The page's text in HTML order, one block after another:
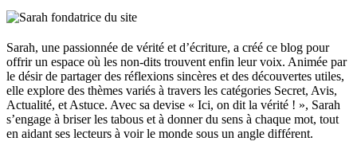
Sarah, une passionnée de vérité et d’écriture, a créé ce blog pour
offrir un espace où les non-dits trouvent enfin leur voix. Animée par
le désir de partager des réflexions sincères et des découvertes utiles,
elle explore des thèmes variés à travers les catégories Secret, Avis,
Actualité, et Astuce. Avec sa devise « Ici, on dit la vérité ! », Sarah
s’engage à briser les tabous et à donner du sens à chaque mot, tout
en aidant ses lecteurs à voir le monde sous un angle différent.